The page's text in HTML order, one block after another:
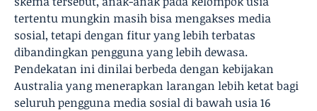
tertentu mungkin masih bisa mengakses media
sosial, tetapi dengan fitur yang lebih terbatas
dibandingkan pengguna yang lebih dewasa.
Pendekatan ini dinilai berbeda dengan kebijakan
Australia yang menerapkan larangan lebih ketat bagi
seluruh pengguna media sosial di bawah usia 16